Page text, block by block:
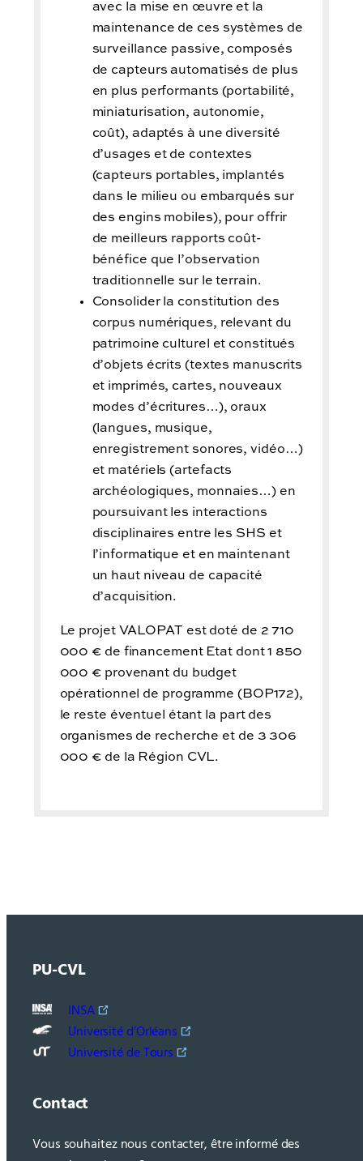
avec la mise en œuvre et la
maintenance de ces systèmes de
surveillance passive, composés
de capteurs automatisés de plus
en plus performants (portabilité,
miniaturisation, autonomie,
coût), adaptés à une diversité
d’usages et de contextes
(capteurs portables, implantés
dans le milieu ou embarqués sur
des engins mobiles), pour offrir
de meilleurs rapports coût-
bénéfice que l’observation
traditionnelle sur le terrain.
Consolider la constitution des
corpus numériques, relevant du
patrimoine culturel et constitués
d’objets écrits (textes manuscrits
et imprimés, cartes, nouveaux
modes d’écritures…), oraux
(langues, musique,
enregistrement sonores, vidéo…)
et matériels (artefacts
archéologiques, monnaies…) en
poursuivant les interactions
disciplinaires entre les SHS et
l’informatique et en maintenant
un haut niveau de capacité
d’acquisition.
Le projet VALOPAT est doté de 2 710
000 € de financement Etat dont 1 850
000 € provenant du budget
opérationnel de programme (BOP172),
le reste éventuel étant la part des
organismes de recherche et de 3 306
000 € de la Région CVL.
PU-CVL
INSA
Université d’Orléans
Université de Tours
Contact
Vous souhaitez nous contacter, être informé des